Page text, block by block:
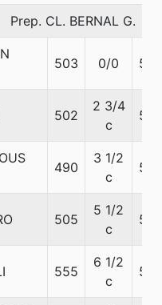
Prep. CL. BERNAL G.
503 0/0 56
502
2 3/4
c
58
490
3 1/2
c
50
505
5 1/2
c
58
555
6 1/2
c
56